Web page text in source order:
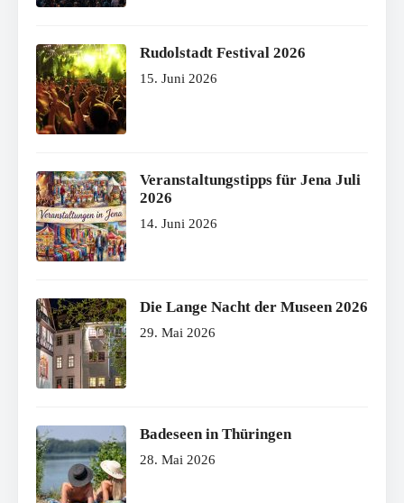
Rudolstadt Festival 2026
15. Juni 2026
Veranstaltungstipps für Jena Juli
2026
14. Juni 2026
Die Lange Nacht der Museen 2026
29. Mai 2026
Badeseen in Thüringen
28. Mai 2026